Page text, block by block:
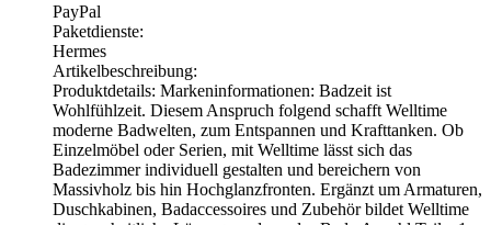
PayPal
Paketdienste:
Hermes
Artikelbeschreibung:
Produktdetails: Markeninformationen: Badzeit ist
Wohlfühlzeit. Diesem Anspruch folgend schafft Welltime
moderne Badwelten, zum Entspannen und Krafttanken. Ob
Einzelmöbel oder Serien, mit Welltime lässt sich das
Badezimmer individuell gestalten und bereichern von
Massivholz bis hin Hochglanzfronten. Ergänzt um Armaturen,
Duschkabinen, Badaccessoires und Zubehör bildet Welltime